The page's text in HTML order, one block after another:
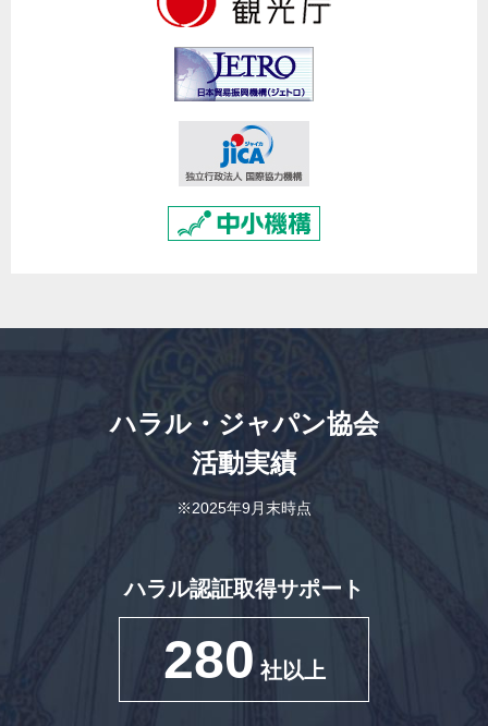
ハラル・ジャパン協会
活動実績
※2025年9月末時点
ハラル認証取得サポート
280 社以上